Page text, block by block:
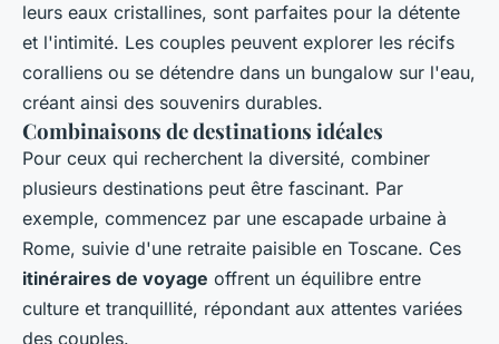
leurs eaux cristallines, sont parfaites pour la détente
et l'intimité. Les couples peuvent explorer les récifs
coralliens ou se détendre dans un bungalow sur l'eau,
créant ainsi des souvenirs durables.
Combinaisons de destinations idéales
Pour ceux qui recherchent la diversité, combiner
plusieurs destinations peut être fascinant. Par
exemple, commencez par une escapade urbaine à
Rome, suivie d'une retraite paisible en Toscane. Ces
itinéraires de voyage offrent un équilibre entre
culture et tranquillité, répondant aux attentes variées
des couples.